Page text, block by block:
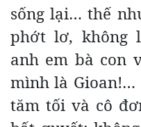
sống lại… thế
phớt lơ, không
anh em bà con
mình là Gioan!…
tăm tối và cô